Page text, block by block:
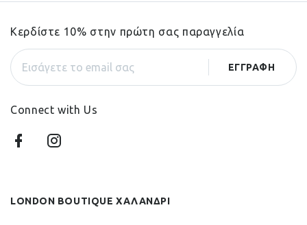
Κερδίστε 10% στην πρώτη σας παραγγελία
Connect with Us
LONDON BOUTIQUE ΧΑΛΑΝΔΡΙ